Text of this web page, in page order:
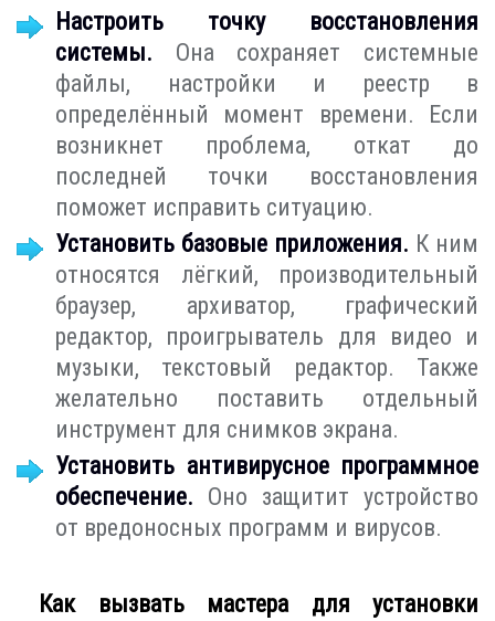
Настроить точку восстановления
системы. Она сохраняет системные
файлы, настройки и реестр в
определённый момент времени. Если
возникнет проблема, откат до
последней точки восстановления
поможет исправить ситуацию.
Установить базовые приложения. К ним
относятся лёгкий, производительный
браузер, архиватор, графический
редактор, проигрыватель для видео и
музыки, текстовый редактор. Также
желательно поставить отдельный
инструмент для снимков экрана.
Установить антивирусное программное
обеспечение. Оно защитит устройство
от вредоносных программ и вирусов.
Как вызвать мастера для установки